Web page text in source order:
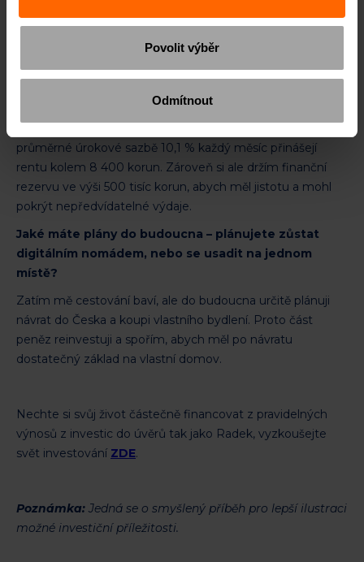
Povolit výběr
Odmítnout
Prozradíte nám, kolik peněz držíte v investicích a jaký
příjem vám generují?
Není to žádné tajemství – naopak, rád bych inspiroval i další
naspořeno necelých 1,5 milionu korun. Z toho přibližně 1
průměrné úrokové sazbě 10,1 % každý měsíc přinášejí
rentu kolem 8 400 korun. Zároveň si ale držím finanční
rezervu ve výši 500 tisíc korun, abych měl jistotu a mohl
pokrýt nepředvídatelné výdaje.
Jaké máte plány do budoucna – plánujete zůstat
digitálním nomádem, nebo se usadit na jednom
místě?
Zatím mě cestování baví, ale do budoucna určitě plánuji
návrat do Česka a koupi vlastního bydlení. Proto část
peněz reinvestuji a spořím, abych měl po návratu
dostatečný základ na vlastní domov.
Nechte si svůj život částečně financovat z pravidelných
výnosů z investic do úvěrů tak jako Radek, vyzkoušejte
svět investování ZDE.
Poznámka: Jedná se o smyšlený příběh pro lepší ilustraci
možné investiční příležitosti.